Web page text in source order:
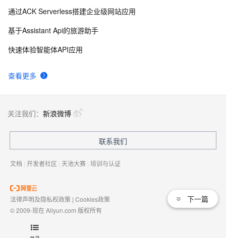
查看更多
通过ACK Serverless搭建企业级网站应用
基于Assistant Api的旅游助手
快速体验智能体API应用
下一篇
关注我们： 新浪微博
联系我们
文档 | 开发者社区 | 天池大赛 | 培训与认证
法律声明及隐私权政策 | Cookies政策
© 2009-现在 Aliyun.com 版权所有
域名注册服务机构许可：